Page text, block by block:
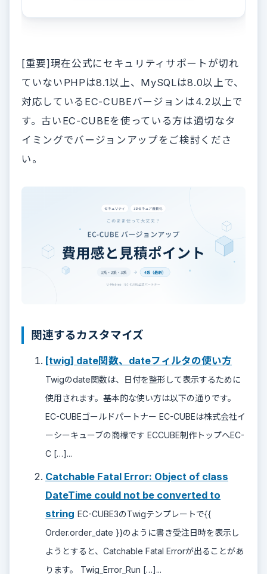
[重要]現在公式にセキュリティサポートが切れ
ていないPHPは8.1以上、MySQLは8.0以上で、
対応しているEC-CUBEバージョンは4.2以上で
す。古いEC-CUBEを使っている方は適切なタ
イミングでバージョンアップをご検討くださ
い。
関連するカスタマイズ
[twig] date関数、dateフィルタの使い方
Twigのdate関数は、日付を整形して表示するために
使用されます。基本的な使い方は以下の通りです。
EC-CUBEゴールドパートナー EC-CUBEは株式会社イ
ーシーキューブの商標です ECCUBE制作トップへEC-
C […]...
Catchable Fatal Error: Object of class
DateTime could not be converted to
string EC-CUBE3のTwigテンプレートで{{
Order.order_date }}のように書き受注日時を表示し
ようとすると、Catchable Fatal Errorが出ることがあ
ります。 Twig_Error_Run […]...